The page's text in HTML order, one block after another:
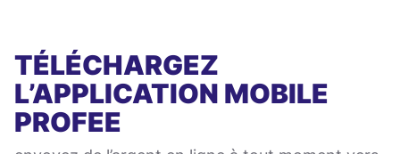
TÉLÉCHARGEZ
L’APPLICATION MOBILE
PROFEE